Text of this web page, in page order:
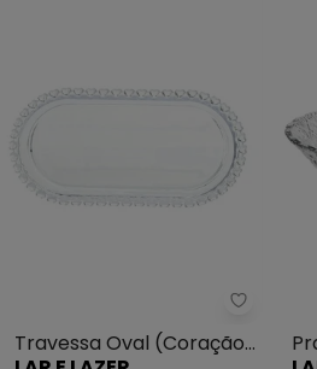
Lar e
Travessa Oval (Coração)